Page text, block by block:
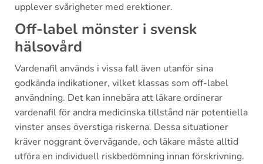
upplever svårigheter med erektioner.
Off-label mönster i svensk
hälsovård
Vardenafil används i vissa fall även utanför sina
godkända indikationer, vilket klassas som off-label
användning. Det kan innebära att läkare ordinerar
vardenafil för andra medicinska tillstånd när potentiella
vinster anses överstiga riskerna. Dessa situationer
kräver noggrant övervägande, och läkare måste alltid
utföra en individuell riskbedömning innan förskrivning.